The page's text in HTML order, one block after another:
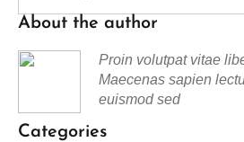
About the author
Proin volutpat vitae
Maecenas sapien
euismod sed
Categories